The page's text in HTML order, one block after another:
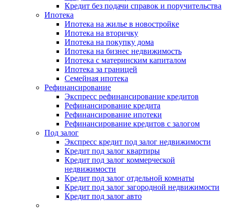
Кредит без подачи справок и поручительства
Ипотека
Ипотека на жилье в новостройке
Ипотека на вторичку
Ипотека на покупку дома
Ипотека на бизнес недвижимость
Ипотека с материнским капиталом
Ипотека за границей
Семейная ипотека
Рефинансирование
Экспресс рефинансирование кредитов
Рефинансирование кредита
Рефинансирование ипотеки
Рефинансирование кредитов с залогом
Под залог
Экспресс кредит под залог недвижимости
Кредит под залог квартиры
Кредит под залог коммерческой
недвижимости
Кредит под залог отдельной комнаты
Кредит под залог загородной недвижимости
Кредит под залог авто